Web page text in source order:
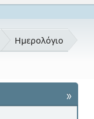
Ημερολόγιο
»